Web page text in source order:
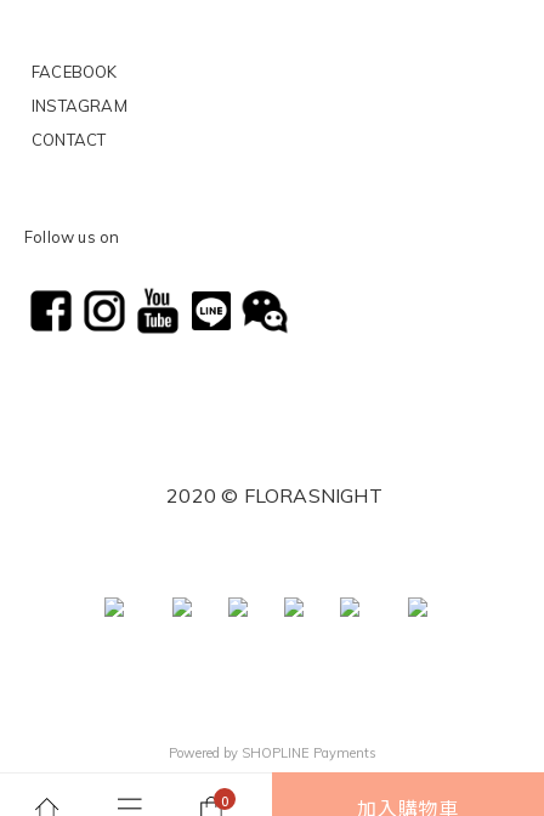
加入購物車
FACEBOOK
INSTAGRAM
CONTACT
Follow us on
2020 © FLORASNIGHT
Powered by SHOPLINE Payments